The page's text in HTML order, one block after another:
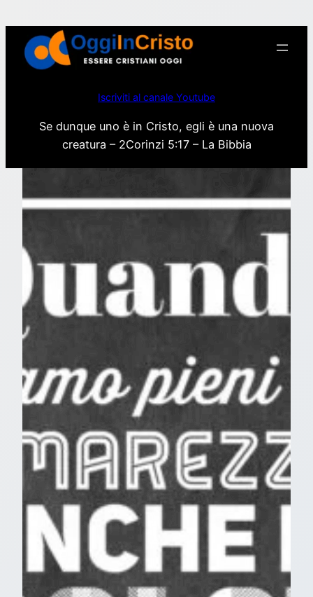
contenuto
Iscriviti al canale Youtube
Se dunque uno è in Cristo, egli è una nuova
creatura – 2Corinzi 5:17 – La Bibbia